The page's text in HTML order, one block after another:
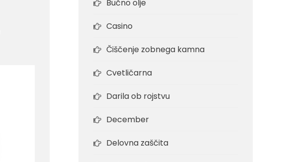
Bučno olje
Casino
Čiščenje zobnega kamna
Cvetličarna
Darila ob rojstvu
December
Delovna zaščita